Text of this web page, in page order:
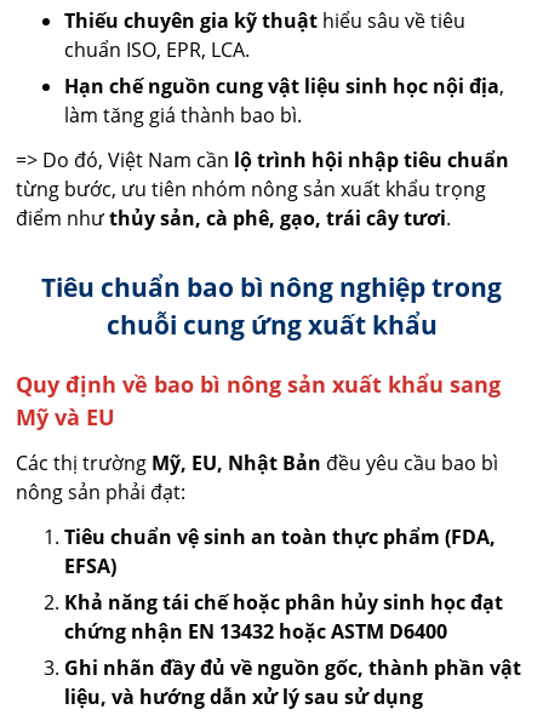
Thiếu chuyên gia kỹ thuật hiểu sâu về tiêu
chuẩn ISO, EPR, LCA.
Hạn chế nguồn cung vật liệu sinh học nội địa,
làm tăng giá thành bao bì.
=> Do đó, Việt Nam cần lộ trình hội nhập tiêu chuẩn
từng bước, ưu tiên nhóm nông sản xuất khẩu trọng
điểm nhưthủy sản, cà phê, gạo, trái cây tươi.
Tiêu chuẩn bao bì nông nghiệp trong
chuỗi cung ứng xuất khẩu
Quy định về bao bì nông sản xuất khẩu sang
Mỹ và EU
Các thị trường Mỹ, EU, Nhật Bản đều yêu cầu bao bì
nông sản phải đạt:
Tiêu chuẩn vệ sinh an toàn thực phẩm (FDA,
EFSA)
Khả năng tái chế hoặc phân hủy sinh học đạt
chứng nhận EN 13432 hoặc ASTM D6400
Ghi nhãn đầy đủ về nguồn gốc, thành phần vật
liệu, và hướng dẫn xử lý sau sử dụng